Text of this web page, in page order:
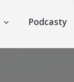
Podcasty